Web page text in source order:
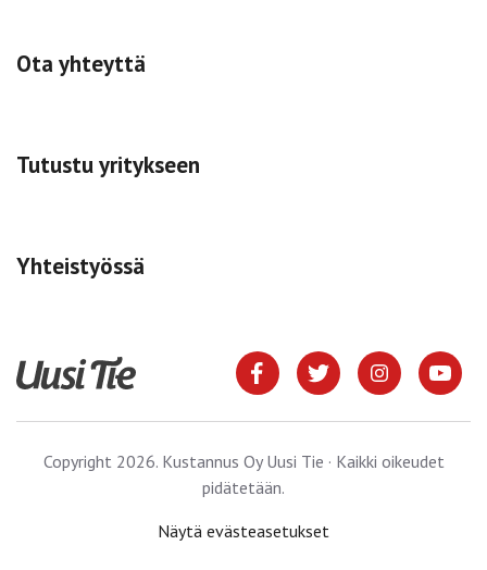
Ota yhteyttä
Tutustu yritykseen
Yhteistyössä
Copyright 2026. Kustannus Oy Uusi Tie · Kaikki oikeudet
pidätetään.
Näytä evästeasetukset